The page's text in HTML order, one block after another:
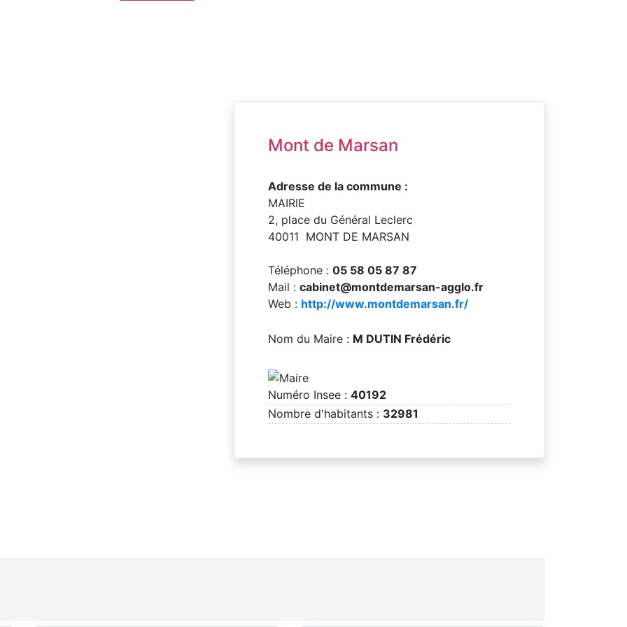
Mont de Marsan
Adresse de la commune :
MAIRIE
2, place du Général Leclerc
40011 MONT DE MARSAN
Téléphone : 05 58 05 87 87
Mail : cabinet@montdemarsan-agglo.fr
Web : http://www.montdemarsan.fr/
Nom du Maire : M DUTIN Frédéric
Numéro Insee : 40192
Nombre d'habitants : 32981